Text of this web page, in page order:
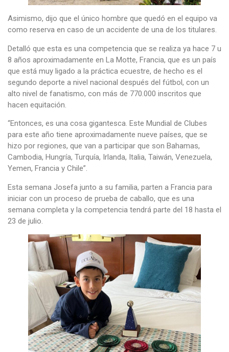
Asimismo, dijo que el único hombre que quedó en el equipo va
como reserva en caso de un accidente de una de los titulares.
Detalló que esta es una competencia que se realiza ya hace 7 u
8 años aproximadamente en La Motte, Francia, que es un país
que está muy ligado a la práctica ecuestre, de hecho es el
segundo deporte a nivel nacional después del fútbol, con un
alto nivel de fanatismo, con más de 770.000 inscritos que
hacen equitación.
“Entonces, es una cosa gigantesca. Este Mundial de Clubes
para este año tiene aproximadamente nueve países, que se
hizo por regiones, que van a participar que son Bahamas,
Cambodia, Hungría, Turquía, Irlanda, Italia, Taiwán, Venezuela,
Yemen, Francia y Chile”.
Esta semana Josefa junto a su familia, parten a Francia para
iniciar con un proceso de prueba de caballo, que es una
semana completa y la competencia tendrá parte del 18 hasta el
23 de julio.